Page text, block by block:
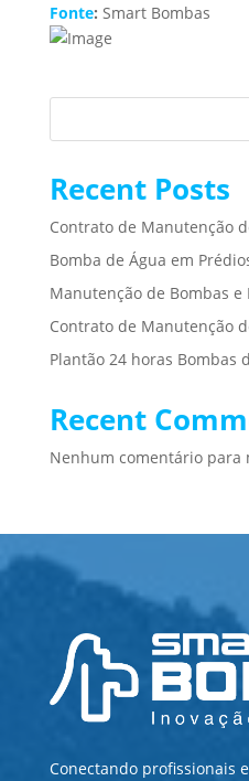
Fonte: Smart Bombas
Recent Posts
Contrato de Manutenção
Bomba de Água em
Manutenção de Bombas e
Contrato de Manutenção
Plantão 24 horas Bombas
Recent
Nenhum comentário para
Conectando profissionais